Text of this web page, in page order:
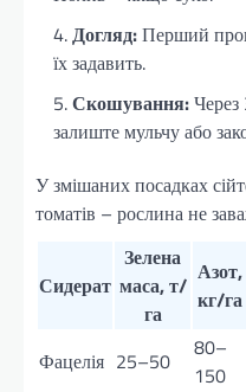
Догляд:Перший
їх задавить.
Скошування:
залиште мульчу або
У змішаних посадках
томатів – рослина не
Сидерат
Зелена
маса, т/
га
Азот,
кг/га
Фацелія 25–50
80–
150